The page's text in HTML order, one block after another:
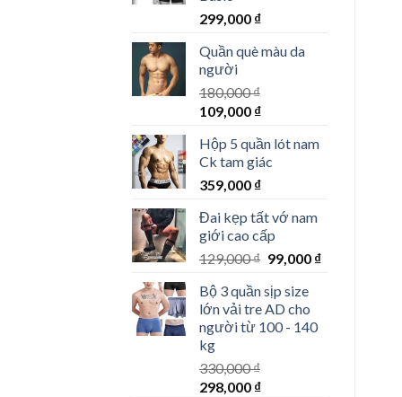
299,000 ₫
Quần què màu da
người
180,000₫
Giá
là:
180,000 ₫.
109,000 ₫Giá
tại
là:
109,000 ₫.
Hộp 5 quần lót nam
Ck tam giác
359,000 ₫
Đai kẹp tất vớ nam
giới cao cấp
129,000₫ Giá
là:
129,000 ₫.
99,000 ₫Giá
Bộ 3 quần sịp size
lớn vải tre AD cho
người từ 100 - 140
kg
330,000₫
Giá
298,000 ₫Giá